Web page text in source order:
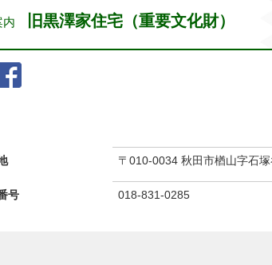
内 旧黒澤家住宅（重要文化財）
〒010-0034 秋田市楢山字石
号 018-831-0285